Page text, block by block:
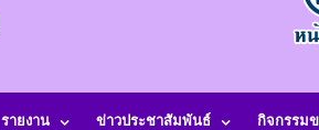
รายงาน ข่าวประชาสัมพันธ์ กิจกรรมข